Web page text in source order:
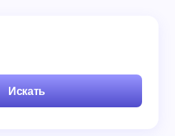
Искать